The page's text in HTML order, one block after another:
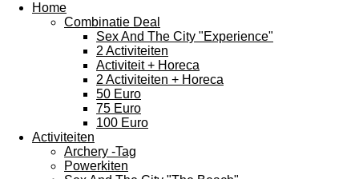
Home
Combinatie Deal
Sex And The City "Experience"
2 Activiteiten
Activiteit + Horeca
2 Activiteiten + Horeca
50 Euro
75 Euro
100 Euro
Activiteiten
Archery -Tag
Powerkiten